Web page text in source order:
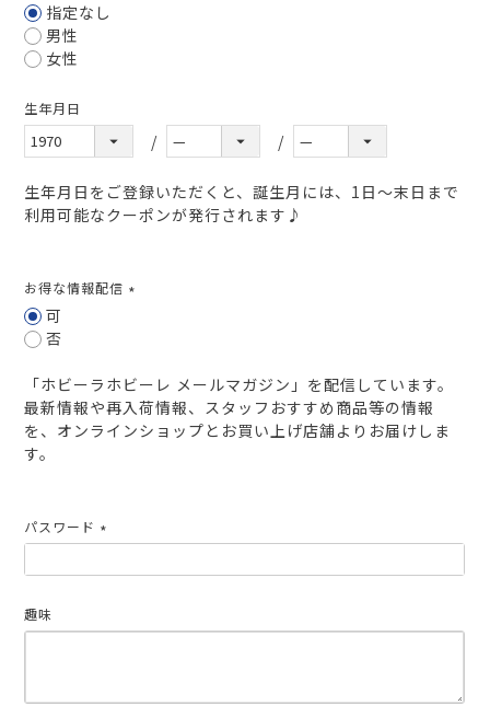
指定なし
男性
女性
生年月日
生年月日をご登録いただくと、誕生月には、1日～末日まで
利用可能なクーポンが発行されます♪
お得な情報配信
可
否
「ホビーラホビーレ メールマガジン」を配信しています。
最新情報や再入荷情報、スタッフおすすめ商品等の情報
を、オンラインショップとお買い上げ店舗よりお届けしま
す。
パスワード
須)
趣味